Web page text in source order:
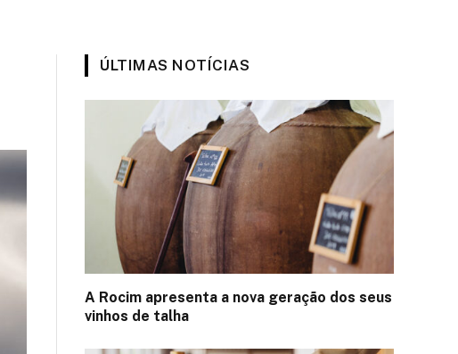
ÚLTIMAS NOTÍCIAS
A Rocim apresenta a nova geração dos seus
vinhos de talha